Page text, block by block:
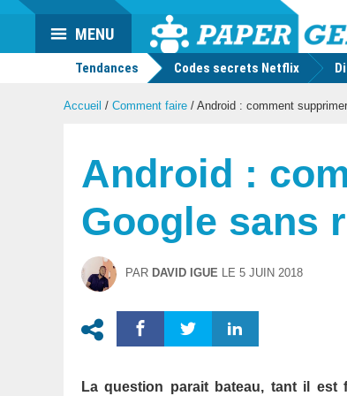
Actu
geek
MENU
Tendances Codes secrets Netflix
Accueil / Comment faire / Android : comment
Android :
Google sans
PAR DAVID IGUE LE 5 JUIN 2018
La question parait bateau, tant il